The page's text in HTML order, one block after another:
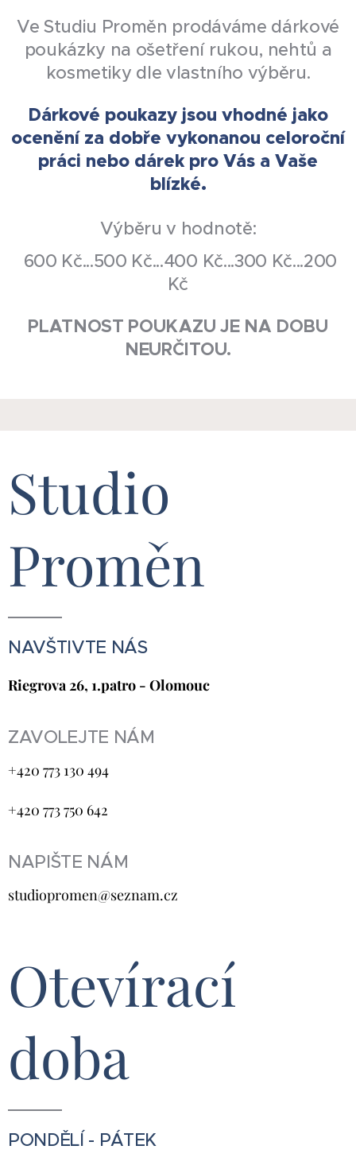
Ve Studiu Proměn prodáváme dárkové
poukázky na ošetření rukou, nehtů a
kosmetiky dle vlastního výběru.
Dárkové poukazy jsou vhodné jako
ocenění za dobře vykonanou celoroční
práci nebo dárek pro Vás a Vaše
blízké.
Výběru v hodnotě:
600 Kč...500 Kč...400 Kč...300 Kč...200
Kč
PLATNOST POUKAZU JE NA DOBU
NEURČITOU.
Studio
Proměn
NAVŠTIVTE NÁS
Riegrova 26, 1.patro - Olomouc
ZAVOLEJTE NÁM
+420 773 130 494
+420 773 750 642
NAPIŠTE NÁM
studiopromen@seznam.cz
Otevírací
doba
PONDĚLÍ - PÁTEK